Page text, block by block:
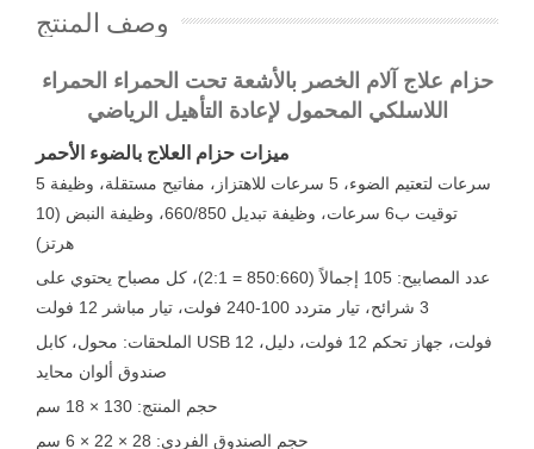
وصف المنتج
حزام علاج آلام الخصر بالأشعة تحت الحمراء الحمراء
اللاسلكي المحمول لإعادة التأهيل الرياضي
ميزات حزام العلاج بالضوء الأحمر
5 سرعات لتعتيم الضوء، 5 سرعات للاهتزاز، مفاتيح مستقلة، وظيفة
توقيت ب6 سرعات، وظيفة تبديل 660/850، وظيفة النبض (10
هرتز)
عدد المصابيح: 105 إجمالاً (850:660 = 2:1)، كل مصباح يحتوي على
3 شرائح، تيار متردد 100-240 فولت، تيار مباشر 12 فولت
الملحقات: محول، كابل USB 12 فولت، جهاز تحكم 12 فولت، دليل،
صندوق ألوان محايد
حجم المنتج: 130 × 18 سم
حجم الصندوق الفردي: 28 × 22 × 6 سم